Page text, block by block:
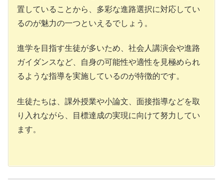
置していることから、多彩な進路選択に対応してい
るのが魅力の一つといえるでしょう。
進学を目指す生徒が多いため、社会人講演会や進路
ガイダンスなど、自身の可能性や適性を見極められ
るような指導を実施しているのが特徴的です。
生徒たちは、課外授業や小論文、面接指導などを取
り入れながら、目標達成の実現に向けて努力してい
ます。